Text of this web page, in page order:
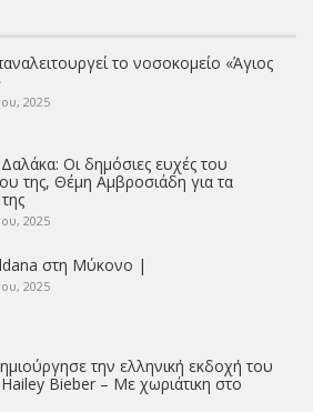
το νοσοκομείο «Άγιος
2025
Οι δημόσιες ευχές του
της, Θέμη Αμβροσιάδη για τα
2025
στη Μύκονο |
2025
την ελληνική εκδοχή του
Bieber – Με χωριάτικη στο